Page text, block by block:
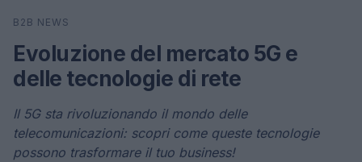
Cerca
B2B NEWS
Evoluzione del mercato 5G e
delle tecnologie di rete
Il 5G sta rivoluzionando il mondo delle
telecomunicazioni: scopri come queste tecnologie
possono trasformare il tuo business!